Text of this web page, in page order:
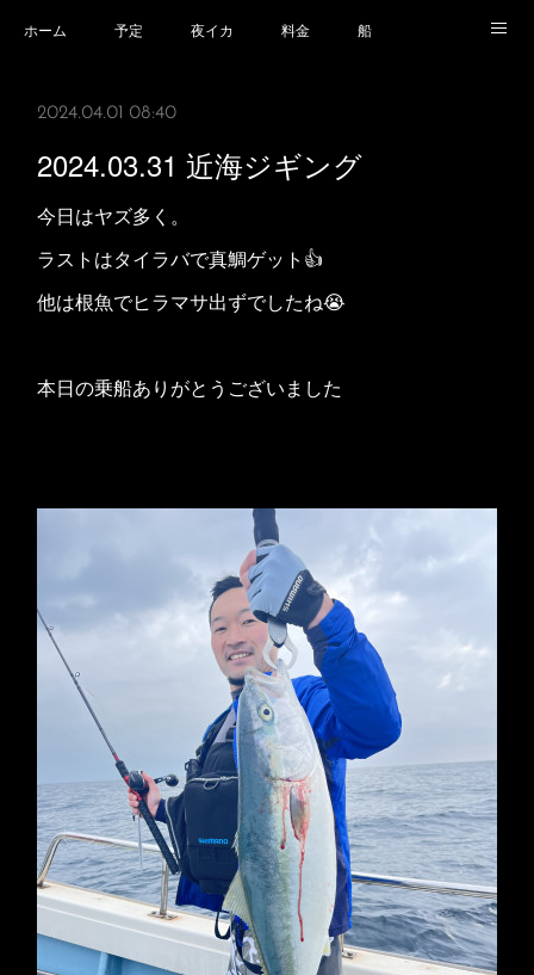
ホーム 予定 夜イカ 料金 船
2024.04.01 08:40
2024.03.31 近海ジギング
今日はヤズ多く。
ラストはタイラバで真鯛ゲット👍
他は根魚でヒラマサ出ずでしたね😭
本日の乗船ありがとうございました